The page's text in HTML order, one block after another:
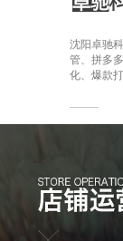
沈阳卓驰
管、拼多
化、爆款